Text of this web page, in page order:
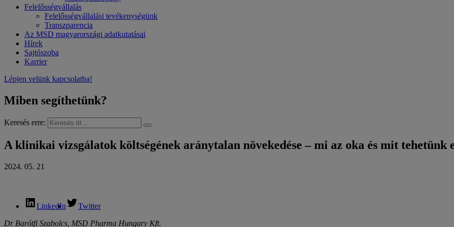
Felelősségvállalás
Felelősségvállalási tevékenységünk
Transzparencia
Az MSD magyarországi adatkutatásai
Hírek
Sajtószoba
Karrier
Lépjen velünk kapcsolatba!
Miben segíthetünk?
Keresés erre:
A klinikai vizsgálatok költségének aránytalan növekedése – mi az oka és mit tehetünk
2024. 05. 21
LinkedIn
Twitter
Dr Barótfi Szabolcs, MSD Pharma Hungary Kft.